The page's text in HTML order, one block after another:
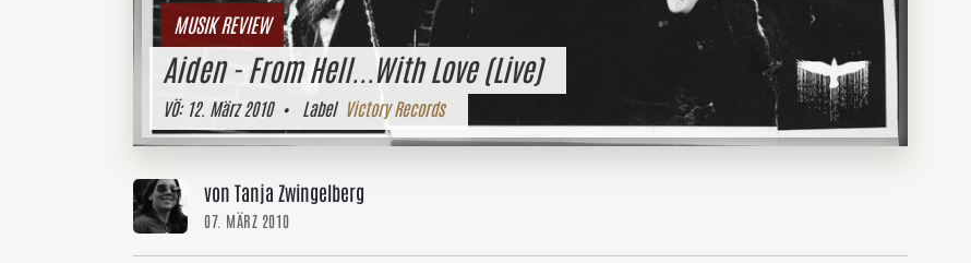
MUSIK REVIEW
Aiden - From Hell...With Love (Live)
VÖ:12. März 2010• Label Victory Records
von Tanja Zwingelberg
07. MÄRZ 2010